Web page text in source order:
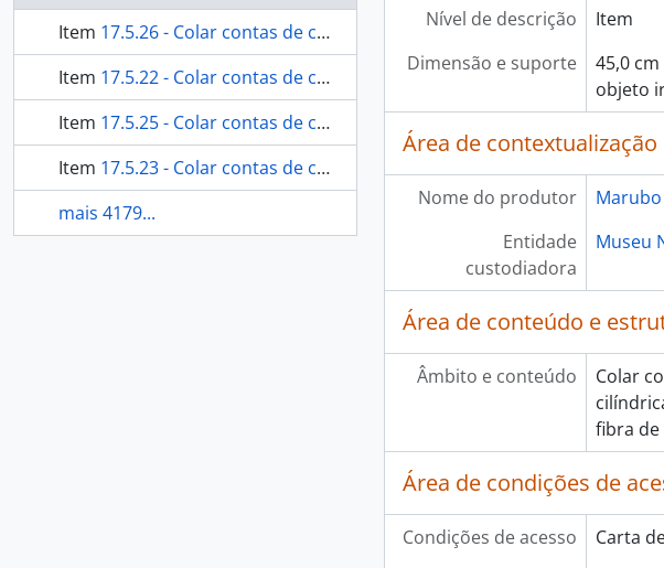
Item 17.5.26 - Colar contas de caramujo
Item 17.5.22 - Colar contas de caramujo
Item 17.5.25 - Colar contas de coco tucum
Item 17.5.23 - Colar contas de coco tucum e de caramujo
mais 4179...
Nível de descrição
Item
Dimensão e suporte
45,0
objeto
Área de contextualização
Nome do produtor
Marubo
Entidade
custodiadora
Museu
Área de conteúdo e
Âmbito e conteúdo
Colar
fibra de
Área de condições de
Condições de acesso
Carta